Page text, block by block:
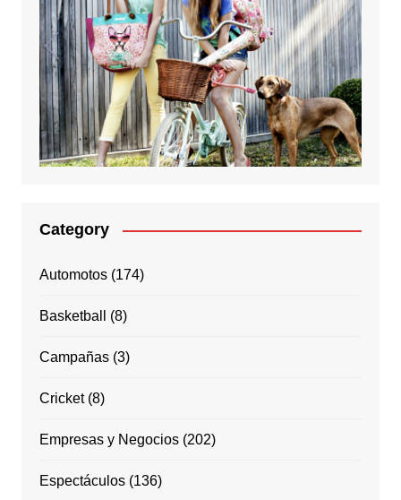
Category
Automotos(174)
Basketball (8)
Campañas(3)
Cricket(8)
Empresas y Negocios(202)
Espectáculos(136)